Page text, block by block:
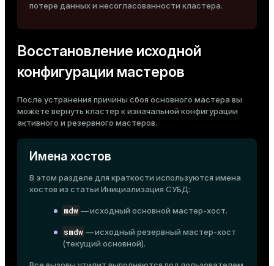
потере данных и несогласованности кластера.
Восстановление исходной
конфигурации мастеров
После устранения причины сбоя основного мастера вы
можете вернуть кластер к изначальной конфигурации
активного и резервного мастеров.
Имена хостов
В этом разделе для краткости используются имена
хостов из статьи Инициализация СУБД:
mdw — исходный основной мастер-хост.
smdw — исходный резервный мастер-хост
(текущий основной).